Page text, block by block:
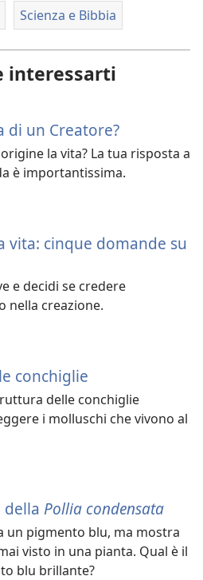
Scienza e Bibbia
interessarti
di un Creatore?
la vita? La tua risposta a
è importantissima.
vita: cinque domande su
e decidi se credere
nella creazione.
conchiglie
delle conchiglie
i molluschi che vivono al
Pollia condensata
un pigmento blu, ma mostra
visto in una pianta. Qual è il
blu brillante?